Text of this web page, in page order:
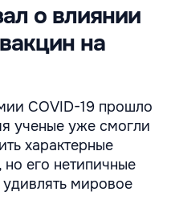
о влиянии
на
COVID-19 прошло
ученые уже смогли
характерные
его нетипичные
мировое